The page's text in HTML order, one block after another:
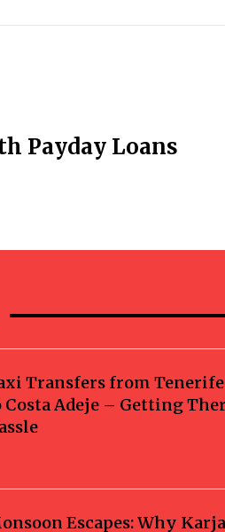
Payday Loans
Transfers from
Costa Adeje – Getting
Escapes: Why